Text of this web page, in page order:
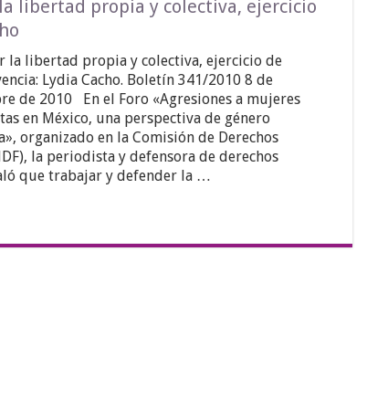
libertad propia y colectiva, ejercicio
la libertad propia y colectiva, ejercicio de
Lydia Cacho. Boletín 341/2010 8 de
de 2010 En el Foro «Agresiones a mujeres
en México, una perspectiva de género
organizado en la Comisión de Derechos
la periodista y defensora de derechos
que trabajar y defender la …